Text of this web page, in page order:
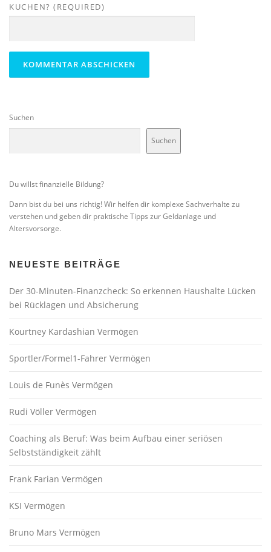
KUCHEN? (REQUIRED)
Suchen
Suchen
Du willst finanzielle Bildung?
Dann bist du bei uns richtig! Wir helfen dir komplexe Sachverhalte zu
verstehen und geben dir praktische Tipps zur Geldanlage und
Altersvorsorge.
NEUESTE BEITRÄGE
Der 30-Minuten-Finanzcheck: So erkennen Haushalte Lücken
bei Rücklagen und Absicherung
Kourtney Kardashian Vermögen
Sportler/Formel1-Fahrer Vermögen
Louis de Funès Vermögen
Rudi Völler Vermögen
Coaching als Beruf: Was beim Aufbau einer seriösen
Selbstständigkeit zählt
Frank Farian Vermögen
KSI Vermögen
Bruno Mars Vermögen